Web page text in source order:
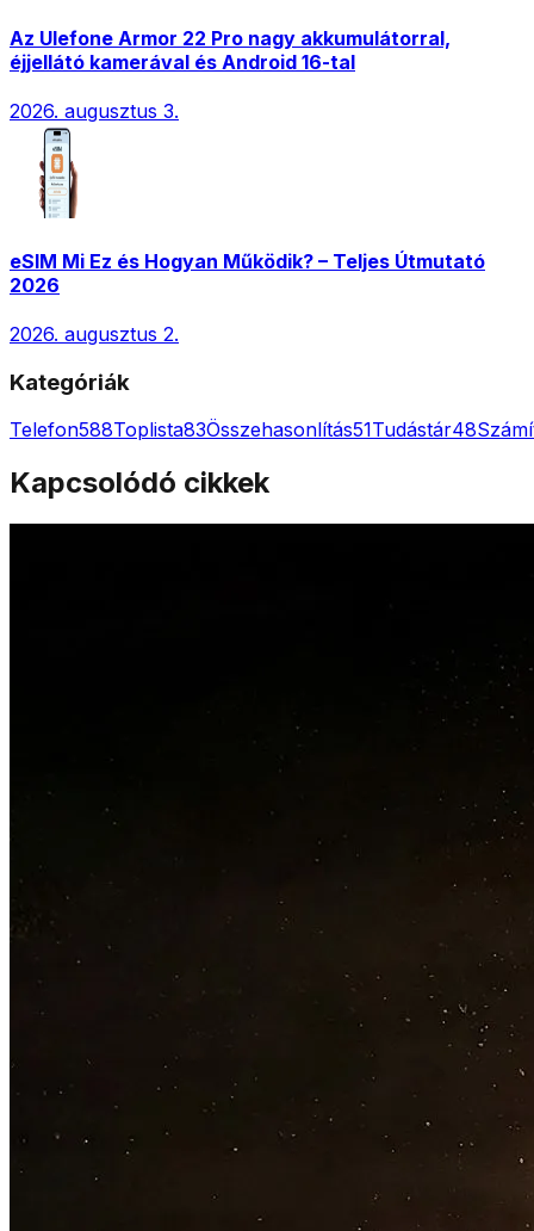
Az Ulefone Armor 22 Pro nagy akkumulátorral,
éjjellátó kamerával és Android 16-tal
2026. augusztus 3.
eSIM Mi Ez és Hogyan Működik? – Teljes Útmutató
2026
2026. augusztus 2.
Kategóriák
Telefon588Toplista83Összehasonlítás51Tudástár48
Kapcsolódó cikkek